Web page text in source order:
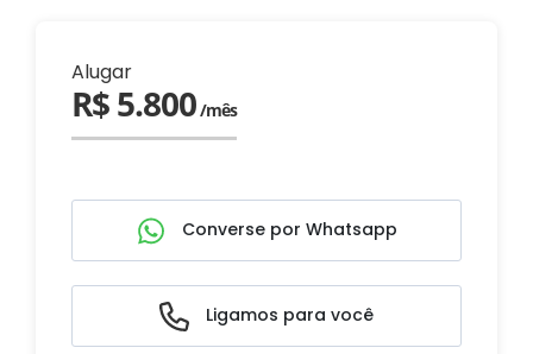
Alugar
R$ 5.800/mês
Converse por Whatsapp
Ligamos para você